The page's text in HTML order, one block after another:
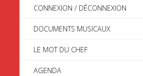
CONNEXION / DÉCONNEXION
DOCUMENTS MUSICAUX
LE MOT DU CHEF
AGENDA